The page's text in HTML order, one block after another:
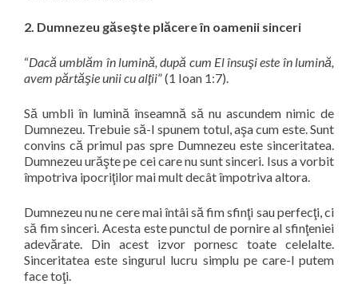
2. Dumnezeu găseşte plăcere în oamenii sinceri
“Dacă umblăm în lumină, după cum El însuşi este în lumină,
avem părtăşie unii cu alţii” (1 Ioan 1:7).
Să umbli în lumină înseamnă să nu ascundem nimic de
Dumnezeu. Trebuie să-I spunem totul, aşa cum este. Sunt
convins că primul pas spre Dumnezeu este sinceritatea.
Dumnezeu urăşte pe cei care nu sunt sinceri. Isus a vorbit
împotriva ipocriţilor mai mult decât împotriva altora.
Dumnezeu nu ne cere mai întâi să fim sfinţi sau perfecţi, ci
să fim sinceri. Acesta este punctul de pornire al sfinţeniei
adevărate. Din acest izvor pornesc toate celelalte.
Sinceritatea este singurul lucru simplu pe care-l putem
face toţi.